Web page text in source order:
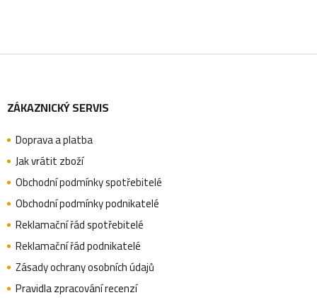
á
p
a
t
ZÁKAZNICKÝ SERVIS
Doprava a platba
Jak vrátit zboží
Obchodní podmínky spotřebitelé
Obchodní podmínky podnikatelé
Reklamační řád spotřebitelé
Reklamační řád podnikatelé
Zásady ochrany osobních údajů
Pravidla zpracování recenzí